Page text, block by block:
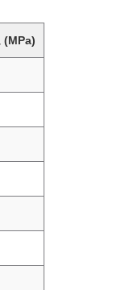
(MPa)